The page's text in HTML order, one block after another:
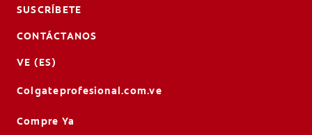
SUSCRÍBETE
CONTÁCTANOS
VE (ES)
Colgateprofesional.com.ve
Compre Ya